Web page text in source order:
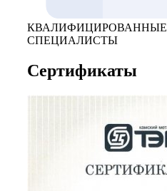
КВАЛИФИЦИРОВАННЫЕ
СПЕЦИАЛИСТЫ
Сертификаты